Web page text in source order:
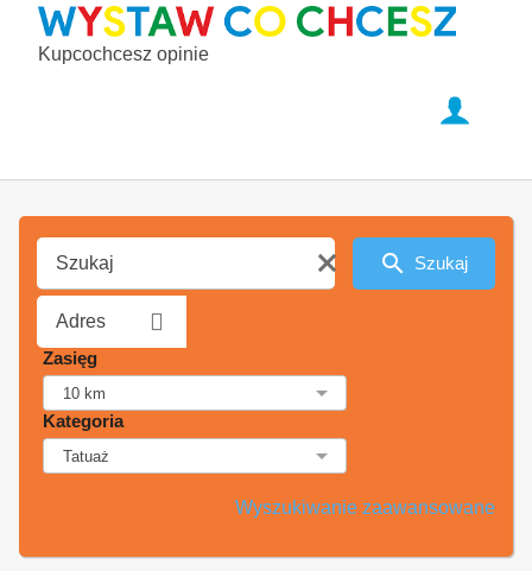
Kupcochcesz opinie
Zasięg
Kategoria
Szukaj
Wyszukiwanie zaawansowane